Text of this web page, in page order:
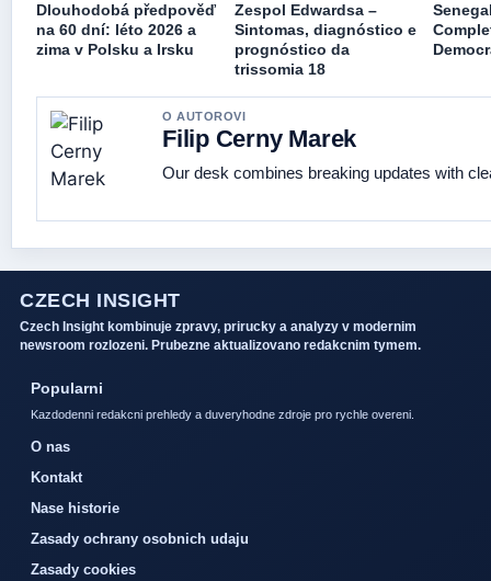
Dlouhodobá předpověď
na 60 dní: léto 2026 a
zima v Polsku a Irsku
Zespol Edwardsa –
Sintomas, diagnóstico e
prognóstico da
trissomia 18
O AUTOROVI
Filip Cerny Marek
Our desk combines breaking updates with
CZECH INSIGHT
Czech Insight kombinuje zpravy, prirucky a analyzy v modernim
newsroom rozlozeni. Prubezne aktualizovano redakcnim tymem.
Popularni
Kazdodenni redakcni prehledy a duveryhodne zdroje pro rychle overeni.
O nas
Kontakt
Nase historie
Zasady ochrany osobnich udaju
Zasady cookies